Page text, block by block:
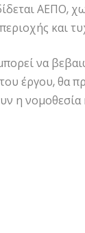
ΑΕΠΟ,
και
να
έργου, θα
η νομοθεσία